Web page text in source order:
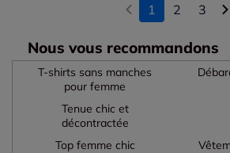
1 2 3
Nous vous recommandons
T-shirts sans manches
pour femme
Tenue chic et
décontractée
Top femme chic